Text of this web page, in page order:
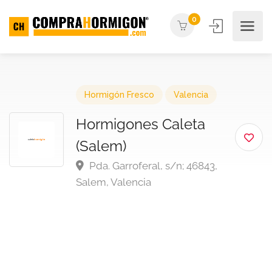
0
Hormigón Fresco Valencia
Hormigones Caleta
(Salem)
Pda. Garroferal, s/n; 46843,
Salem, Valencia